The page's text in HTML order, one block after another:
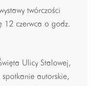
twórczości
12 czerwca o godz.
Ulicy Stalowej,
autorskie,